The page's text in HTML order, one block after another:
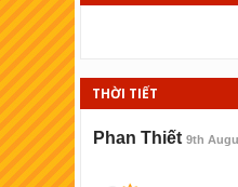
XSKT Ninh Thuận
XSKT Bình Ðịnh
THỜI TIẾT
Phan Thiết 9th